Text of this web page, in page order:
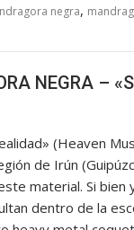
negra,
NEGRA –
(Heaven
de Irún
material. Si
dentro de la